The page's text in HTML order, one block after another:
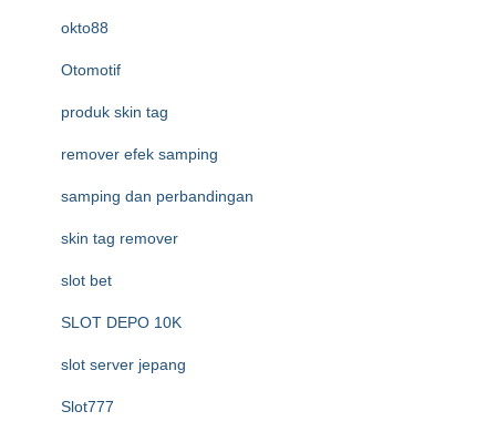
okto88
Otomotif
produk skin tag
remover efek samping
samping dan perbandingan
skin tag remover
slot bet
SLOT DEPO 10K
slot server jepang
Slot777